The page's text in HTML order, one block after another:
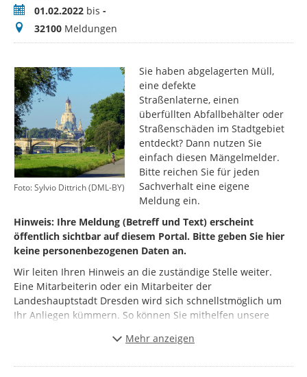
Zeitraum01.02.2022 bis -
Meldungen
32100 Meldungen
Foto: Sylvio Dittrich (DML-BY)
Sie haben abgelagerten Müll,
eine defekte
Straßenlaterne, einen
überfüllten Abfallbehälter oder
Straßenschäden im Stadtgebiet
entdeckt? Dann nutzen Sie
einfach diesen Mängelmelder.
Bitte reichen Sie für jeden
Sachverhalt eine eigene
Meldung ein.
Hinweis: Ihre Meldung (Betreff und Text) erscheint
öffentlich sichtbar auf diesem Portal. Bitte geben Sie hier
keine personenbezogenen Daten an.
Wir leiten Ihren Hinweis an die zuständige Stelle weiter.
Eine Mitarbeiterin oder ein Mitarbeiter der
Landeshauptstadt Dresden wird sich schnellstmöglich um
Ihr Anliegen kümmern. So können Sie mithelfen unsere
Mehr anzeigen